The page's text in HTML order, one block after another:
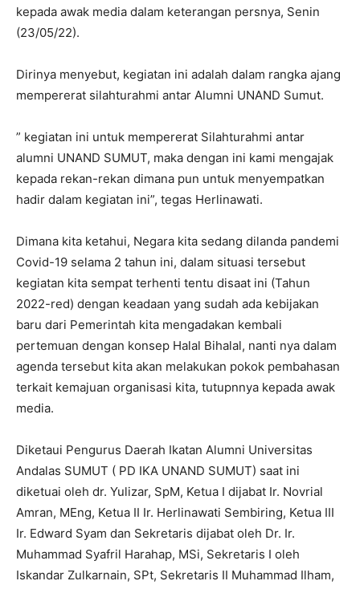
kepada awak media dalam keterangan persnya, Senin
(23/05/22).
Dirinya menyebut, kegiatan ini adalah dalam rangka ajang
mempererat silahturahmi antar Alumni UNAND Sumut.
” kegiatan ini untuk mempererat Silahturahmi antar
alumni UNAND SUMUT, maka dengan ini kami mengajak
kepada rekan-rekan dimana pun untuk menyempatkan
hadir dalam kegiatan ini”, tegas Herlinawati.
Dimana kita ketahui, Negara kita sedang dilanda pandemi
Covid-19 selama 2 tahun ini, dalam situasi tersebut
kegiatan kita sempat terhenti tentu disaat ini (Tahun
2022-red) dengan keadaan yang sudah ada kebijakan
baru dari Pemerintah kita mengadakan kembali
pertemuan dengan konsep Halal Bihalal, nanti nya dalam
agenda tersebut kita akan melakukan pokok pembahasan
terkait kemajuan organisasi kita, tutupnnya kepada awak
media.
Diketaui Pengurus Daerah Ikatan Alumni Universitas
Andalas SUMUT ( PD IKA UNAND SUMUT) saat ini
diketuai oleh dr. Yulizar, SpM, Ketua I dijabat Ir. Novrial
Amran, MEng, Ketua II Ir. Herlinawati Sembiring, Ketua III
Ir. Edward Syam dan Sekretaris dijabat oleh Dr. Ir.
Muhammad Syafril Harahap, MSi, Sekretaris I oleh
Iskandar Zulkarnain, SPt, Sekretaris II Muhammad Ilham,